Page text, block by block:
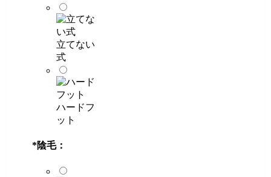
立てない
式
ハードフ
ット
*陰毛：